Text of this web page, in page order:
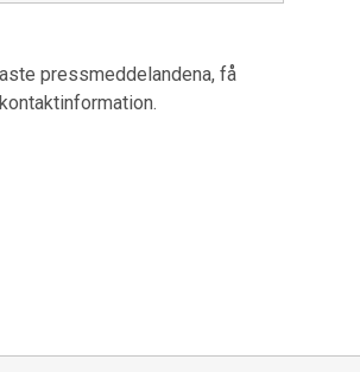
pressmeddelandena, få